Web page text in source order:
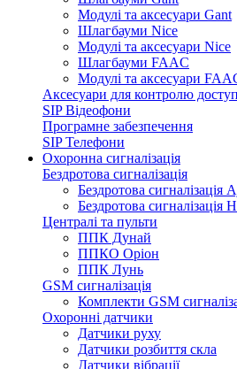
Модулі та аксесуари Gant
Шлагбауми Nice
Модулі та аксесуари Nice
Шлагбауми FAAC
Модулі та аксесуари
Аксесуари для контролю
SIP Відеофони
Програмне забезпечення
SIP Телефони
Охоронна сигналізація
Бездротова сигналізація
Бездротова сигналізація
Бездротова сигналізація
Централі та пульти
ППК Дунай
ППКО Оріон
ППК Лунь
GSM сигналізація
Комплекти GSM
Охоронні датчики
Датчики руху
Датчики розбиття скла
Датчики вібрації